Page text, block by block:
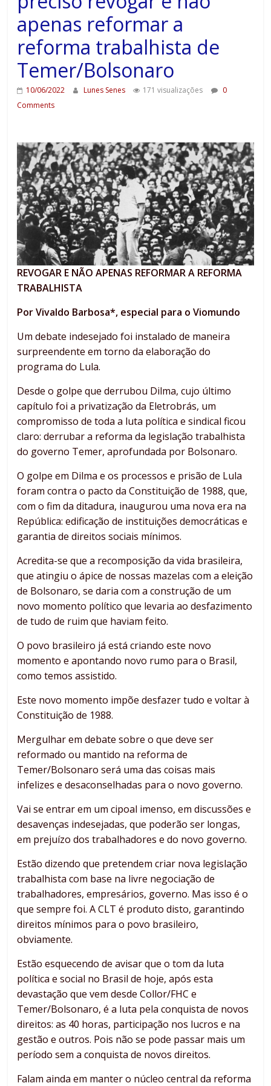
apenas reformar a
reforma trabalhista de
Temer/Bolsonaro
10/06/2022 Lunes Senes 171 visualizações
0
Comments
REVOGAR E NÃO APENAS REFORMAR A REFORMA
TRABALHISTA
Por Vivaldo Barbosa*, especial para o Viomundo
Um debate indesejado foi instalado de maneira
surpreendente em torno da elaboração do
programa do Lula.
Desde o golpe que derrubou Dilma, cujo último
capítulo foi a privatização da Eletrobrás, um
compromisso de toda a luta política e sindical ficou
claro: derrubar a reforma da legislação trabalhista
do governo Temer, aprofundada por Bolsonaro.
O golpe em Dilma e os processos e prisão de Lula
foram contra o pacto da Constituição de 1988, que,
com o fim da ditadura, inaugurou uma nova era na
República: edificação de instituições democráticas e
garantia de direitos sociais mínimos.
Acredita-se que a recomposição da vida brasileira,
que atingiu o ápice de nossas mazelas com a eleição
de Bolsonaro, se daria com a construção de um
novo momento político que levaria ao desfazimento
de tudo de ruim que haviam feito.
O povo brasileiro já está criando este novo
momento e apontando novo rumo para o Brasil,
como temos assistido.
Este novo momento impõe desfazer tudo e voltar à
Constituição de 1988.
Mergulhar em debate sobre o que deve ser
reformado ou mantido na reforma de
Temer/Bolsonaro será uma das coisas mais
infelizes e desaconselhadas para o novo governo.
Vai se entrar em um cipoal imenso, em discussões e
desavenças indesejadas, que poderão ser longas,
em prejuízo dos trabalhadores e do novo governo.
Estão dizendo que pretendem criar nova legislação
trabalhista com base na livre negociação de
trabalhadores, empresários, governo. Mas isso é o
que sempre foi. A CLT é produto disto, garantindo
direitos mínimos para o povo brasileiro,
obviamente.
Estão esquecendo de avisar que o tom da luta
política e social no Brasil de hoje, após esta
devastação que vem desde Collor/FHC e
Temer/Bolsonaro, é a luta pela conquista de novos
direitos: as 40 horas, participação nos lucros e na
gestão e outros. Pois não se pode passar mais um
período sem a conquista de novos direitos.
Falam ainda em manter o núcleo central da reforma